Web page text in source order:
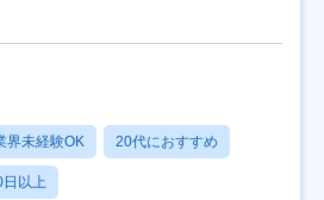
界未経験OK 20代におすすめ
以上